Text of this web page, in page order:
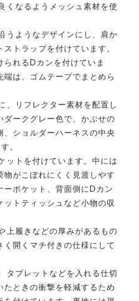
くなるようメッシュ素材を使
うようなデザインにし、肩か
トラップを付けています。
れるDカンを付けていま
は、ゴムテープでまとめら
、リフレクター素材を配置し
ークグレー色で、かぶせの
ショルダーハーネスの中央
。
ットを付けています。中には
がこぼれにくく見渡しやす
ポケット、背面側にDカン
トティッシュなど小物の収
上履きなどの厚みがあるもの
開くマチ付きの仕様にして
タブレットなどを入れる仕切
ときの衝撃を軽減するため